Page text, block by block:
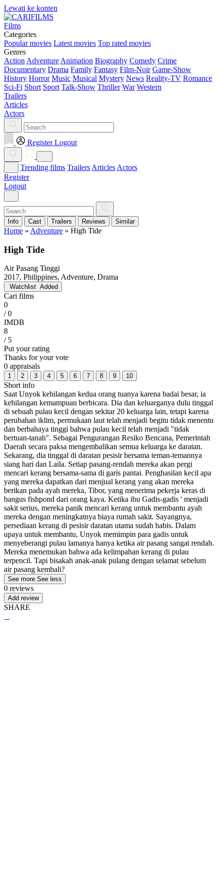
Lewati ke konten
Films
Categories
Popular movies Latest movies Top rated movies
Genres
Action Adventure Animation Biography Comedy Crime
Documentary Drama Family Fantasy Film-Noir Game-Show
History Horror Music Musical Mystery News Reality-TV Romance
Sci-Fi Short Sport Talk-Show Thriller War Western
Trailers
Articles
Actors
Register Logout
Trending films Trailers Articles Actors
Register
Logout
Info Cast Trailers Reviews Similar
Home » Adventure » High Tide
High Tide
Air Pasang Tinggi
2017, Philippines, Adventure, Drama
Watchlist Added
Cari films
0
/ 0
IMDB
8
/ 5
Put your rating
Thanks for your vote
0 appraisals
1 2 3 4 5 6 7 8 9 10
Short info
Saat Unyok kehilangan kedua orang tuanya karena badai besar, ia
kehilangan kemampuan berbicara. Dia dan keluarganya dulu tinggal
di sebuah pulau kecil dengan sekitar 20 keluarga lain, tetapi karena
perubahan iklim, permukaan laut telah menjadi begitu tidak menentu
dan berbahaya tinggi bahwa pulau kecil telah menjadi "tidak
bertuan-tanah". Sebagai Pengurangan Resiko Bencana, Pemerintah
Daerah secara paksa mengembalikan semua keluarga ke daratan.
Sekarang, dia tinggal di daratan pesisir bersama teman-temannya
siang hari dan Laila. Setiap pasang-rendah mereka akan pergi
mencari kerang bersama-sama di garis pantai. Penghasilan kecil apa
yang mereka dapatkan dari menjual kerang yang akan mereka
berikan pada ayah mereka, Tibor, yang menerima pekerja keras di
bangus fishpond dari orang kaya. Ketika ibu Gadis-gadis ' menjadi
sakit serius, mereka panik mencari kerang untuk membantu ayah
mereka dengan meningkatnya biaya rumah sakit. Sayangnya,
persediaan kerang di pesisir daratan utama sudah habis. Dalam
upaya untuk membantu, Unyok memimpin para gadis untuk
menyeberangi pulau lamanya hanya ketika air pasang sangat rendah.
Mereka menemukan bahwa ada kelimpahan kerang di pulau
terpencil. Tapi bisakah anak-anak pulang dengan selamat sebelum
air pasang kembali?
See more See less
0 reviews
Add review
SHARE